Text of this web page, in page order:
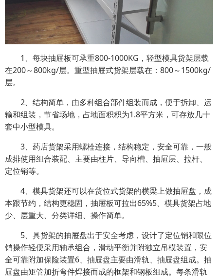
1、每块抽屉板可承重800-1000KG，轻型模具货架层载
在200～800kg/层。重型抽屉式货架层载在：800～1500kg/
层。
2、结构简单，由多种组合部件组装而成，便于拆卸、运
输和组装，节省场地，占地面积积为1.8平方米，可存放几十
套中小型模具。
3、药店货架采用螺栓连接，结构稳定，安全可靠，一般
成排使用组合装配、主要由柱片、导向槽、抽屉层、拉杆、
定位销等。
4、模具货架还可以在货位式货架的横梁上做抽屉盘，成
本跟节约，结构更稳固，抽屉板可拉出65%5、模具货架占地
少、层重大、分类详细、操作简单。
5、具货架的抽屉盘出于安全考虑，设计了定位销和限位
销操作轻便采用轴承组合，滑动平衡并附独立吊模装置，安
全可靠附加保险装置6、抽屉盘主要由滑轨、抽屉盘组成。抽
屉盘由矩管加折弯件焊接而成的框架和钢板组成。每条滑轨